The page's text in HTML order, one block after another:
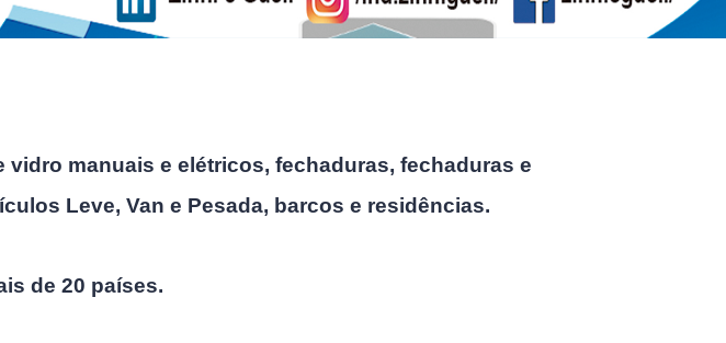
manuais e elétricos, fechaduras, fechaduras e
Leve, Van e Pesada, barcos e residências.
de 20 países.